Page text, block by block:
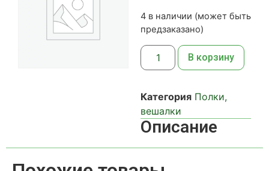
4 в наличии (может быть
предзаказано)
В корзину
Категория Полки,
вешалки
Описание